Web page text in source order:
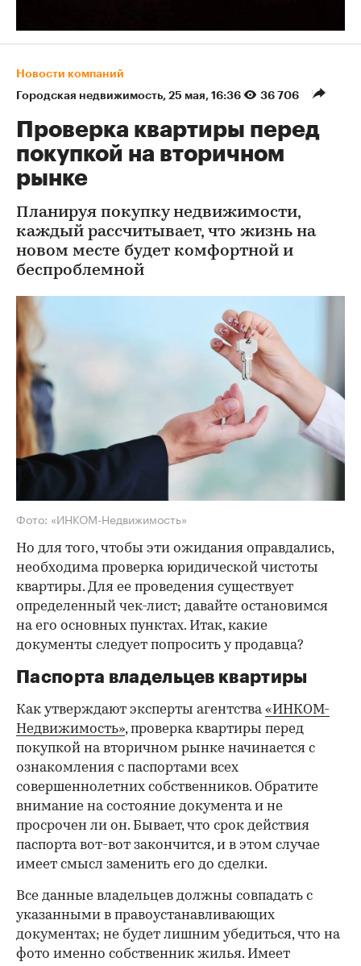
Новости компаний
Городская недвижимость 25 мая, 16:36 36 706
Проверка квартиры перед
покупкой на вторичном
рынке
Планируя покупку недвижимости,
каждый рассчитывает, что жизнь на
новом месте будет комфортной и
беспроблемной
Фото: «ИНКОМ-Недвижимость»
Но для того, чтобы эти ожидания оправдались,
необходима проверка юридической чистоты
квартиры. Для ее проведения существует
определенный чек-лист; давайте остановимся
на его основных пунктах. Итак, какие
документы следует попросить у продавца?
Паспорта владельцев квартиры
Как утверждают эксперты агентства«ИНКОМ-
Недвижимость», проверка квартиры перед
покупкой на вторичном рынке начинается с
ознакомления с паспортами всех
совершеннолетних собственников. Обратите
внимание на состояние документа и не
просрочен ли он. Бывает, что срок действия
паспорта вот-вот закончится, и в этом случае
имеет смысл заменить его до сделки.
Все данные владельцев должны совпадать с
указанными в правоустанавливающих
документах; не будет лишним убедиться, что на
фото именно собственник жилья. Имеет